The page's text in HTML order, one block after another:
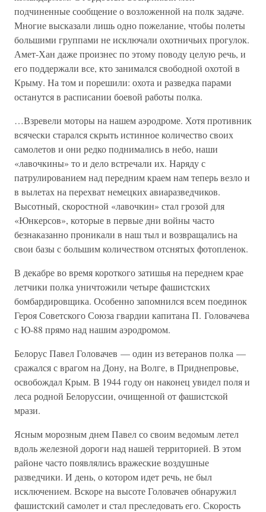
подчиненные сообщение о возложенной на полк задаче.
Многие высказали лишь одно пожелание, чтобы полеты
большими группами не исключали охотничьих прогулок.
Амет-Хан даже произнес по этому поводу целую речь, и
его поддержали все, кто занимался свободной охотой в
Крыму. На том и порешили: охота и разведка парами
останутся в расписании боевой работы полка.
…Взревели моторы на нашем аэродроме. Хотя противник
всячески старался скрыть истинное количество своих
самолетов и они редко поднимались в небо, наши
«лавочкины» то и дело встречали их. Наряду с
патрулированием над передним краем нам теперь везло и
в вылетах на перехват немецких авиаразведчиков.
Высотный, скоростной «лавочкин» стал грозой для
«Юнкерсов», которые в первые дни войны часто
безнаказанно проникали в наш тыл и возвращались на
свои базы с большим количеством отснятых фотопленок.
В декабре во время короткого затишья на переднем крае
летчики полка уничтожили четыре фашистских
бомбардировщика. Особенно запомнился всем поединок
Героя Советского Союза гвардии капитана П. Головачева
с Ю-88 прямо над нашим аэродромом.
Белорус Павел Головачев — один из ветеранов полка —
сражался с врагом на Дону, на Волге, в Приднепровье,
освобождал Крым. В 1944 году он наконец увидел поля и
леса родной Белоруссии, очищенной от фашистской
мрази.
Ясным морозным днем Павел со своим ведомым летел
вдоль железной дороги над нашей территорией. В этом
районе часто появлялись вражеские воздушные
разведчики. И день, о котором идет речь, не был
исключением. Вскоре на высоте Головачев обнаружил
фашистский самолет и стал преследовать его. Скорость